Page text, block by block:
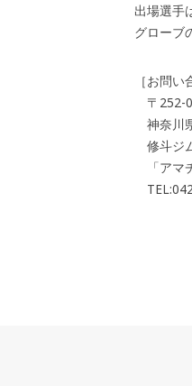
出場選手
グローブ
［お問い
〒252-
神奈川
修斗ジ
「アマ